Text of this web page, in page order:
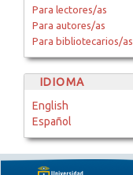
Para lectores/as
Para autores/as
Para bibliotecarios/as
IDIOMA
English
Español